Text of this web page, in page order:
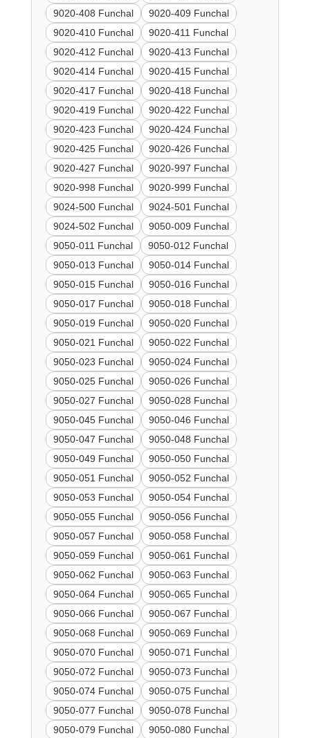
9020-408 Funchal
9020-409 Funchal
9020-410 Funchal
9020-411 Funchal
9020-412 Funchal
9020-413 Funchal
9020-414 Funchal
9020-415 Funchal
9020-417 Funchal
9020-418 Funchal
9020-419 Funchal
9020-422 Funchal
9020-423 Funchal
9020-424 Funchal
9020-425 Funchal
9020-426 Funchal
9020-427 Funchal
9020-997 Funchal
9020-998 Funchal
9020-999 Funchal
9024-500 Funchal
9024-501 Funchal
9024-502 Funchal
9050-009 Funchal
9050-011 Funchal
9050-012 Funchal
9050-013 Funchal
9050-014 Funchal
9050-015 Funchal
9050-016 Funchal
9050-017 Funchal
9050-018 Funchal
9050-019 Funchal
9050-020 Funchal
9050-021 Funchal
9050-022 Funchal
9050-023 Funchal
9050-024 Funchal
9050-025 Funchal
9050-026 Funchal
9050-027 Funchal
9050-028 Funchal
9050-045 Funchal
9050-046 Funchal
9050-047 Funchal
9050-048 Funchal
9050-049 Funchal
9050-050 Funchal
9050-051 Funchal
9050-052 Funchal
9050-053 Funchal
9050-054 Funchal
9050-055 Funchal
9050-056 Funchal
9050-057 Funchal
9050-058 Funchal
9050-059 Funchal
9050-061 Funchal
9050-062 Funchal
9050-063 Funchal
9050-064 Funchal
9050-065 Funchal
9050-066 Funchal
9050-067 Funchal
9050-068 Funchal
9050-069 Funchal
9050-070 Funchal
9050-071 Funchal
9050-072 Funchal
9050-073 Funchal
9050-074 Funchal
9050-075 Funchal
9050-077 Funchal
9050-078 Funchal
9050-079 Funchal
9050-080 Funchal